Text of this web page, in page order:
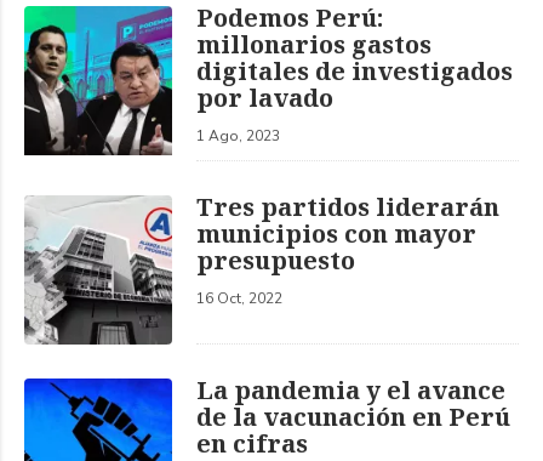
Podemos Perú:
millonarios gastos
digitales de investigados
por lavado
1 Ago, 2023
Tres partidos liderarán
municipios con mayor
presupuesto
16 Oct, 2022
La pandemia y el avance
de la vacunación en Perú
en cifras